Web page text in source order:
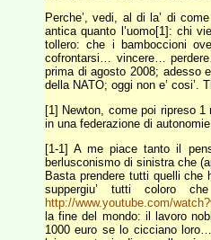
Perche’, vedi, al di la’ di
antica quanto l’uomo[1]: chi
tollero: che i bamboccioni
cofrontarsi… vincere…
prima di agosto 2008; adesso
della NATO; oggi non e’ cosi’.
[1] Newton, come poi ripreso 1
in una federazione di
[1-1] A me piace tanto il
berlusconismo di sinistra che
Basta prendere tutti quelli
suppergiu’ tutti coloro
http://www.youtube.com/
la fine del mondo: il lavoro
1000 euro se lo cicciano